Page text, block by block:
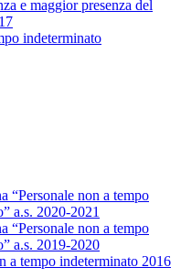
e maggior presenza del
indeterminato
“Personale non a tempo
a.s. 2020-2021
“Personale non a tempo
a.s. 2019-2020
a tempo indeterminato 2016